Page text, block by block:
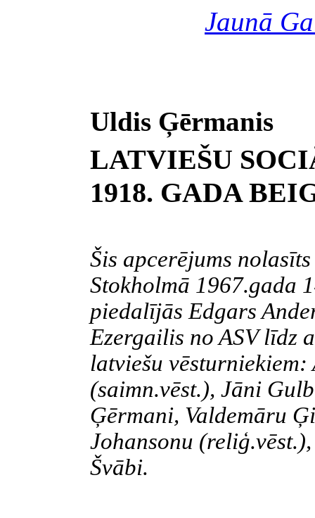
Jaunā
Uldis Ģērmanis
LATVIEŠU
1918. GADA
Šis apcerējums
Stokholmā 1967.gada
piedalījās Edgars
Ezergailis no ASV līdz
latviešu
(saimn.vēst.), Jāni
Ģērmani, Valdemāru
Johansonu
Švābi.